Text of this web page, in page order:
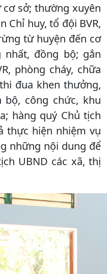
sở; thường xuyên
Chỉ huy, tổ đội BVR,
từ huyện đến cơ
đồng bộ; gắn
phòng cháy, chữa
đua khen thưởng,
bộ, công chức, khu
hàng quý Chủ tịch
thực hiện nhiệm vụ
những nội dung để
UBND các xã, thị